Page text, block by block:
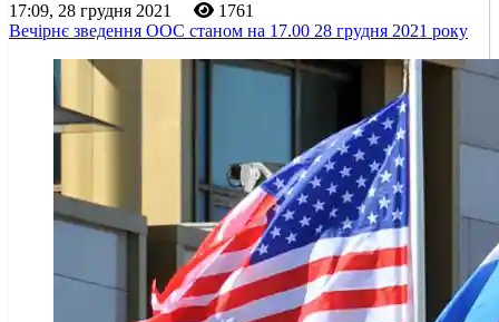
17:09, 28 грудня 2021
1761
Вечірнє зведення ООС станом на 17.00 28 грудня 2021 року